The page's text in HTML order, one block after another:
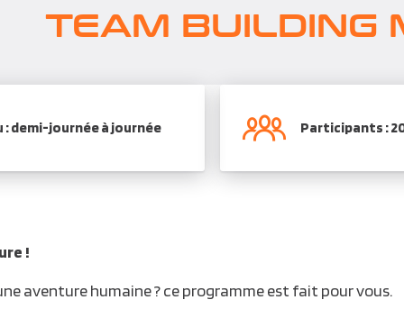
TEAM BUILDING
: demi-journée à journée Participants :
!
aventure humaine ? ce programme est fait pour vous.